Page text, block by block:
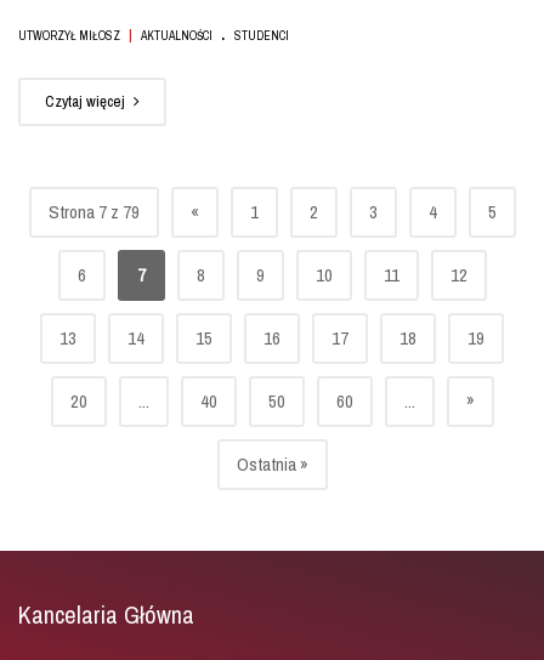
UTWORZYŁ MIŁOSZ | AKTUALNOŚCI . STUDENCI
Czytaj więcej
Strona 7 z 79 « 1 2 3 4 5
6 7 8 9 10 11 12
13 14 15 16 17 18 19
20 ... 40 50 60 ... »
Ostatnia »
Kancelaria Główna